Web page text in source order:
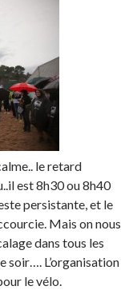
le retard
est 8h30 ou 8h40
persistante, et le
Mais on nous
dans tous les
soir…. L’organisation
le vélo.